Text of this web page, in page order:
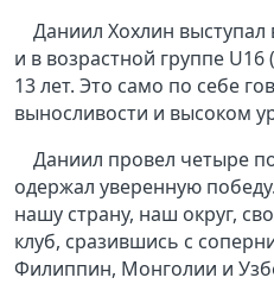
Даниил Хохлин выступал
и в возрастной группе U16
13 лет. Это само по себе
выносливости и высоком
Даниил провел четыре
одержал уверенную
нашу страну, наш округ,
клуб, сразившись с
Филиппин, Монголии и